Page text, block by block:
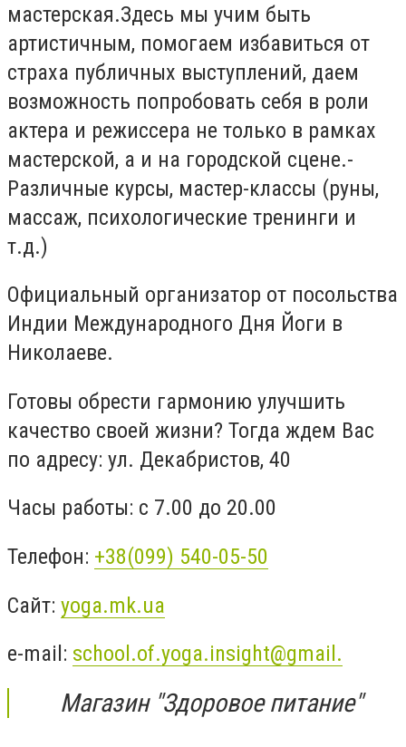
мастерская.Здесь мы учим быть
артистичным, помогаем избавиться от
страха публичных выступлений, даем
возможность попробовать себя в роли
актера и режиссера не только в рамках
мастерской, а и на городской сцене.-
Различные курсы, мастер-классы (руны,
массаж, психологические тренинги и
т.д.)
Официальный организатор от посольства
Индии Международного Дня Йоги в
Николаеве.
Готовы обрести гармонию улучшить
качество своей жизни? Тогда ждем Вас
по адресу: ул. Декабристов, 40
Часы работы: с 7.00 до 20.00
Телефон: +38(099) 540-05-50
Сайт: yoga.mk.ua
e-mail: school.of.yoga.insight@gmail.
Магазин "Здоровое питание"